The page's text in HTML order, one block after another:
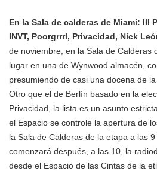
En la Sala de calderas de Miami: III
INVT, Poorgrrrl, Privacidad, Nick
de noviembre, en la Sala de Calderas
lugar en una de Wynwood almacén,
presumiendo de casi una docena de
Otro que el de Berlín basado en la
Privacidad, la lista es un asunto
el Espacio se controle la apertura de
la Sala de Calderas de la etapa a las
comenzará después, a las 10, la
desde el Espacio de las Cintas de la